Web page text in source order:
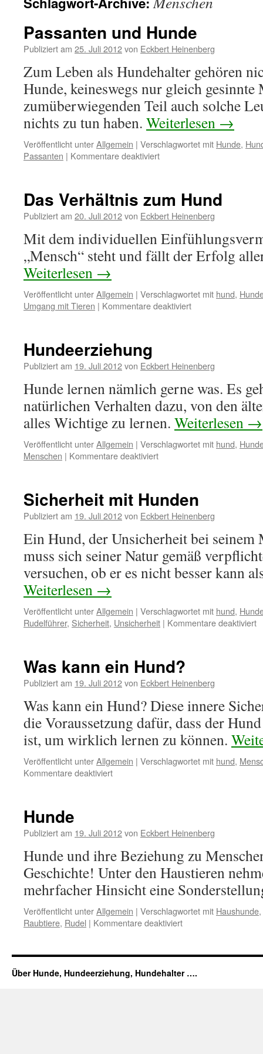
Passanten und Hunde
Publiziert am 25. Juli 2012von Eckbert Heinenberg
Zum Leben als Hundehalter gehören
Hunde, keineswegs nur gleich gesinnte
zumüberwiegenden Teil auch solche
nichts zu tun haben. Weiterlesen →
Veröffentlicht unterAllgemein | Verschlagwortet mit Hunde,
Passanten | Kommentare deaktiviert
Hunde
Das Verhältnis zum Hund
Publiziert am 20. Juli 2012von Eckbert Heinenberg
Mit dem individuellen
„Mensch“ steht und fällt der Erfolg
Weiterlesen →
Veröffentlicht unterAllgemein | Verschlagwortet mit hund,
Umgang mit Tieren | Kommentare deaktiviert
Hundeerziehung
Publiziert am 19. Juli 2012von Eckbert Heinenberg
Hunde lernen nämlich gerne was. Es
natürlichen Verhalten dazu, von den
alles Wichtige zu lernen. Weiterlesen →
Veröffentlicht unterAllgemein | Verschlagwortet mit hund,
Menschen | Kommentare deaktiviert
Sicherheit mit Hunden
Publiziert am 19. Juli 2012von Eckbert Heinenberg
Ein Hund, der Unsicherheit bei seinem
muss sich seiner Natur gemäß
versuchen, ob er es nicht besser kann
Weiterlesen →
Veröffentlicht unterAllgemein | Verschlagwortet mit hund,
Rudelführer, Sicherheit, Unsicherheit | Kommentare deaktiviert
Was kann ein Hund?
Publiziert am 19. Juli 2012von Eckbert Heinenberg
Was kann ein Hund? Diese innere
die Voraussetzung dafür, dass der
ist, um wirklich lernen zu können.
Veröffentlicht unterAllgemein | Verschlagwortet mit hund,
Kommentare deaktiviert
Hunde
Publiziert am 19. Juli 2012von Eckbert Heinenberg
Hunde und ihre Beziehung zu
Geschichte! Unter den Haustieren
mehrfacher Hinsicht eine
Veröffentlicht unterAllgemein | Verschlagwortet mit Haushunde,
Raubtiere, Rudel | Kommentare deaktiviert
Über Hunde, Hundeerziehung, Hundehalter ….